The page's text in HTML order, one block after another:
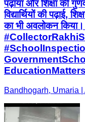
पढ़ाया और शिक्षा की
विद्यार्थियों की पढ़ाई,
का भी अवलोकन
Bandhogarh, Umaria